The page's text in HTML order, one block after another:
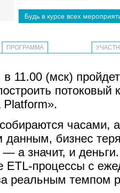
Будь в курсе всех
ПРОГРАММА
в 11.00 (мск)
потоковый
Platform».
часами,
бизнес
— а значит, и
ETL-процессы с
реальным темпом